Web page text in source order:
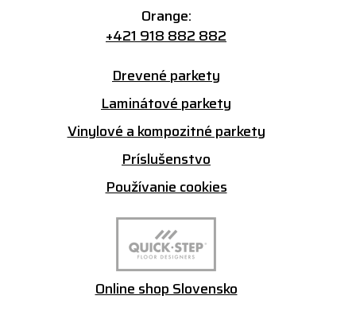
Orange:
+421 918 882 882
Drevené parkety
Laminátové parkety
Vinylové a kompozitné parkety
Príslušenstvo
Používanie cookies
Online shop Slovensko